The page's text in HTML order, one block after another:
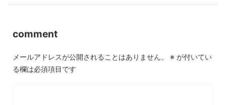
comment
メールアドレスが公開されることはありません。 ※ が付いてい
る欄は必須項目です